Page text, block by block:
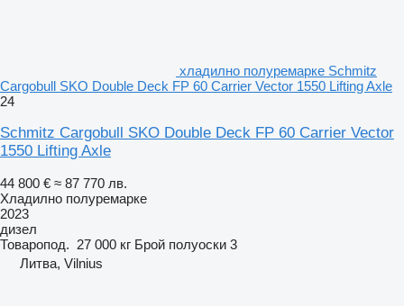
хладилно полуремарке Schmitz
Cargobull SKO Double Deck FP 60 Carrier Vector 1550 Lifting Axle
24
Schmitz Cargobull SKO Double Deck FP 60 Carrier Vector
1550 Lifting Axle
44 800 € ≈ 87 770 лв.
Хладилно полуремарке
2023
дизел
Товаропод. 27 000 кг Брой полуоски 3
Литва, Vilnius